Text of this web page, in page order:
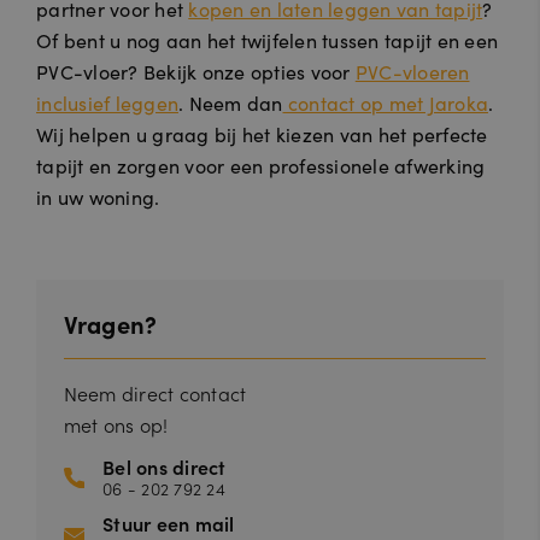
partner voor het kopen en laten leggen van tapijt?
Of bent u nog aan het twijfelen tussen tapijt en een
PVC-vloer? Bekijk onze opties voor PVC-vloeren
inclusief leggen. Neem dan contact op met Jaroka.
Wij helpen u graag bij het kiezen van het perfecte
tapijt en zorgen voor een professionele afwerking
in uw woning.
Vragen?
Neem direct contact
met ons op!
Bel ons direct
06 - 202 792 24
Stuur een mail
website mogelijk, zoals gebruikersaanmelding en accountbeheer. De
website kan niet goed worden gebruikt zonder de strikt noodzakelijke
cookies.
Naam
A
bi
e
V
v
u
r
e
c.
in
website, om geldige rapporten te